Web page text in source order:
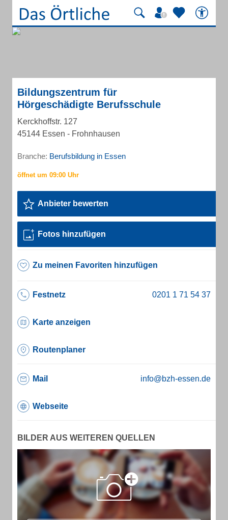
Bildungszentrum für
Hörgeschädigte Berufsschule
Kerckhoffstr. 127
45144 Essen - Frohnhausen
Branche: Berufsbildung in Essen
Anbieter bewerten
Fotos hinzufügen
Zu meinen Favoriten hinzufügen
Festnetz
Karte anzeigen
Routenplaner
Mail info@bzh-essen.de
Webseite
BILDER AUS WEITEREN QUELLEN